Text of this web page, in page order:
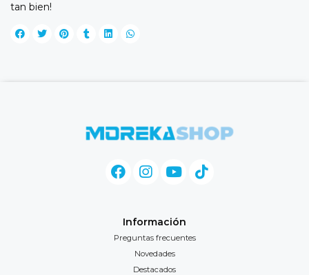
tan bien!
Información
Preguntas frecuentes
Novedades
Destacados